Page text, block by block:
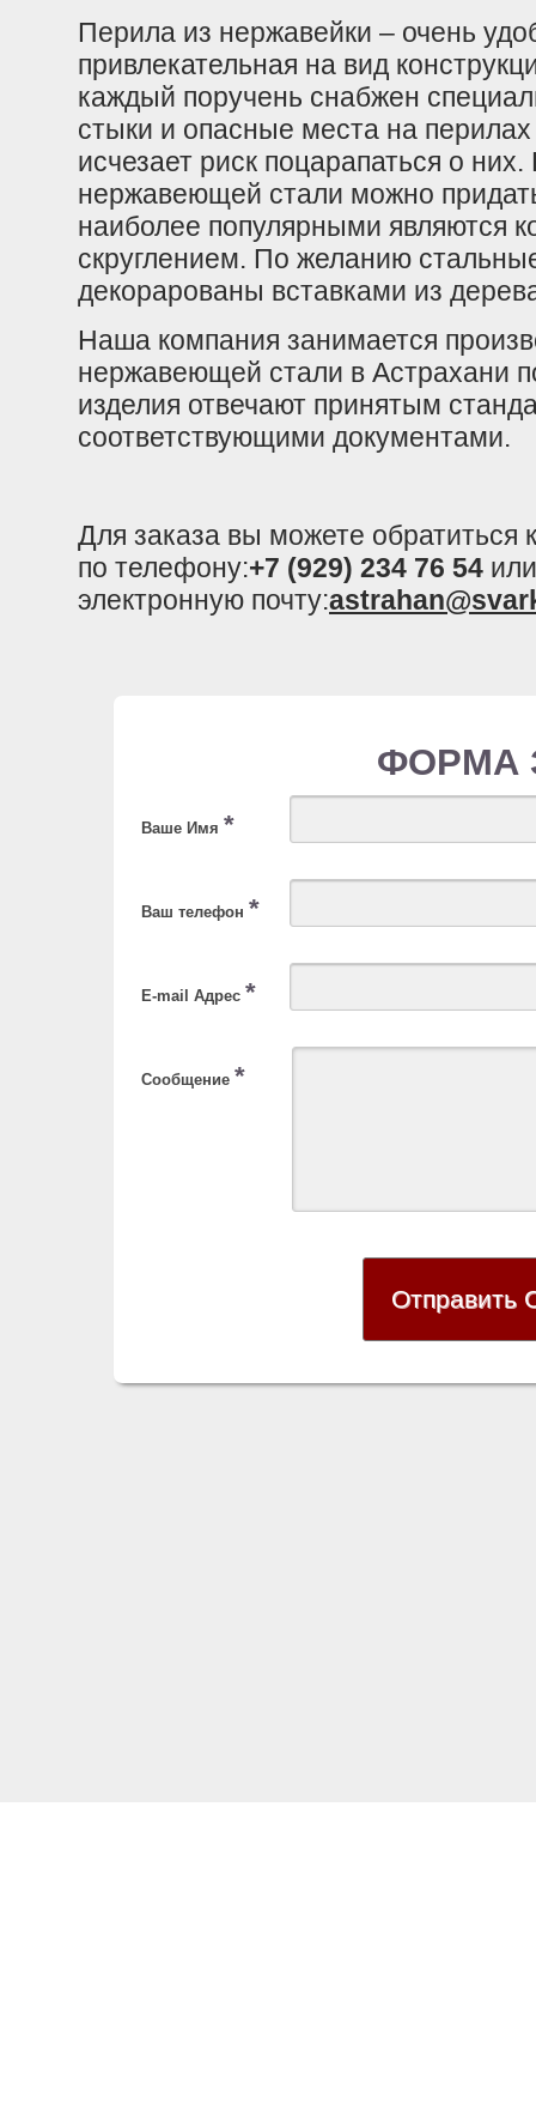
Перила из нержавейки – очень
привлекательная на вид
каждый поручень снабжен
стыки и опасные места на
исчезает риск поцарапаться о
нержавеющей стали можно
наиболее популярными являются
скруглением. По желанию
декорарованы вставками из
Наша компания занимается
нержавеющей стали в Астрахани
изделия отвечают принятым
соответствующими документами.
Для заказа вы можете
по телефону:+7 (929) 234 76 54
электронную почту:
ФОРМА
Ваше Имя *
Ваш телефон *
E-mail Адрес *
Сообщение *